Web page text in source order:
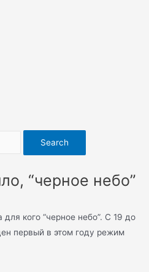
Search
“черное небо”
кого “черное небо”. С 19 до
первый в этом году режим